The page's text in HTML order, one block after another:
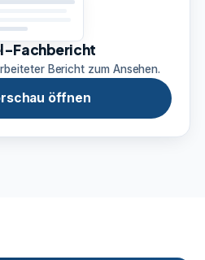
Fachbericht
Bericht zum Ansehen.
öffnen